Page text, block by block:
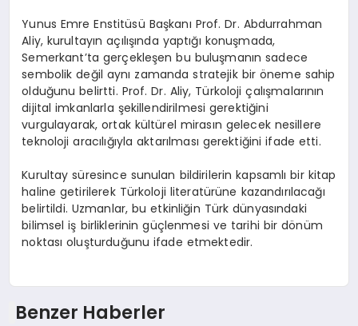
Yunus Emre Enstitüsü Başkanı Prof. Dr. Abdurrahman
Aliy, kurultayın açılışında yaptığı konuşmada,
Semerkant’ta gerçekleşen bu buluşmanın sadece
sembolik değil aynı zamanda stratejik bir öneme sahip
olduğunu belirtti. Prof. Dr. Aliy, Türkoloji çalışmalarının
dijital imkanlarla şekillendirilmesi gerektiğini
vurgulayarak, ortak kültürel mirasın gelecek nesillere
teknoloji aracılığıyla aktarılması gerektiğini ifade etti.
Kurultay süresince sunulan bildirilerin kapsamlı bir kitap
haline getirilerek Türkoloji literatürüne kazandırılacağı
belirtildi. Uzmanlar, bu etkinliğin Türk dünyasındaki
bilimsel iş birliklerinin güçlenmesi ve tarihi bir dönüm
noktası oluşturduğunu ifade etmektedir.
Benzer Haberler